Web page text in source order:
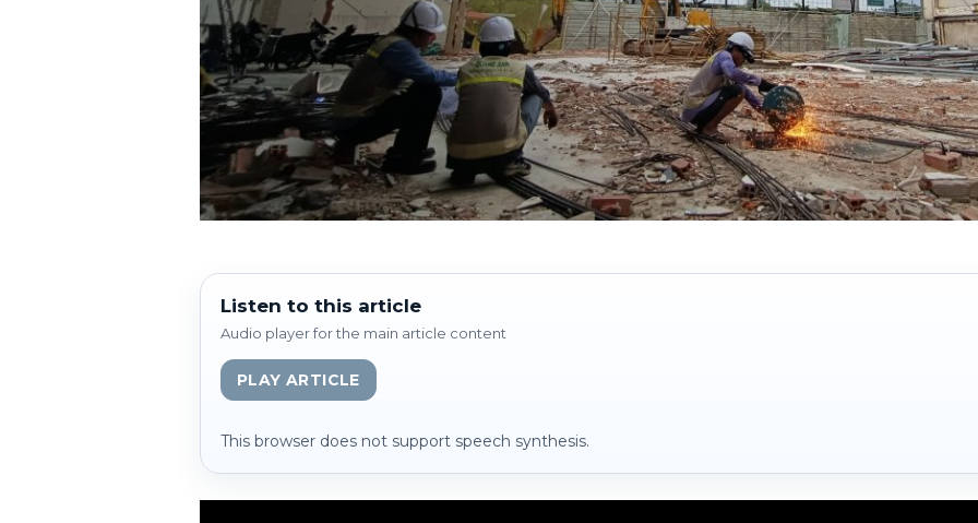
Listen to this article
Audio player for the main article content
PLAY ARTICLE
This browser does not support speech synthesis.